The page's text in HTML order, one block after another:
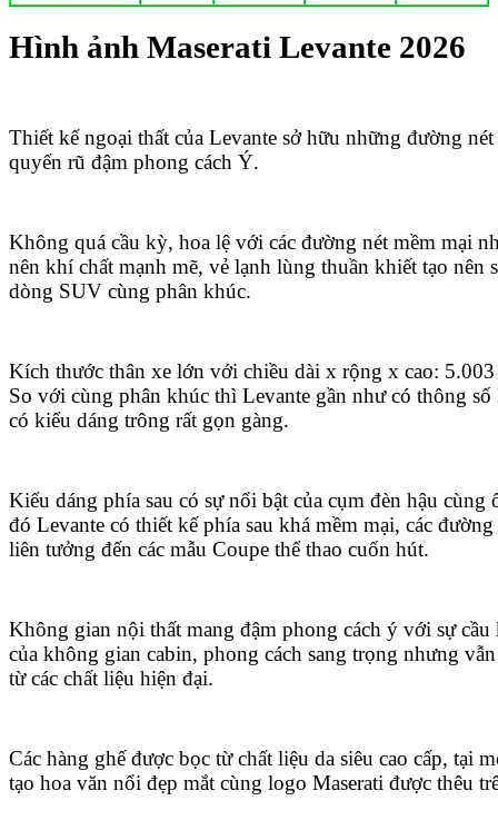
Hình ảnh Maserati Levante 2026
Thiết kế ngoại thất của Levante sở hữu những đường
quyến rũ đậm phong cách Ý.
Không quá cầu kỳ, hoa lệ với các đường nét mềm mại
nên khí chất mạnh mẽ, vẻ lạnh lùng thuần khiết tạo nên
dòng SUV cùng phân khúc.
Kích thước thân xe lớn với chiều dài x rộng x cao:
So với cùng phân khúc thì Levante gần như có thông
có kiểu dáng trông rất gọn gàng.
Kiểu dáng phía sau có sự nổi bật của cụm đèn hậu
đó Levante có thiết kế phía sau khá mềm mại, các
liên tưởng đến các mẫu Coupe thể thao cuốn hút.
Không gian nội thất mang đậm phong cách ý với sự
của không gian cabin, phong cách sang trọng nhưng
từ các chất liệu hiện đại.
Các hàng ghế được bọc từ chất liệu da siêu cao cấp, tại
tạo hoa văn nổi đẹp mắt cùng logo Maserati được thêu